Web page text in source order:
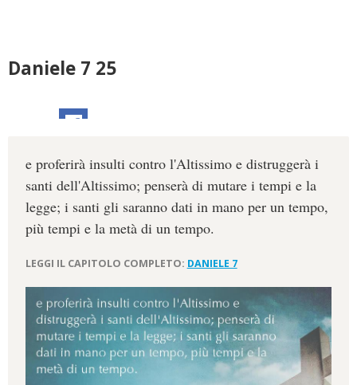
Daniele 7 25
e proferirà insulti contro l'Altissimo e distruggerà i
santi dell'Altissimo; penserà di mutare i tempi e la
legge; i santi gli saranno dati in mano per un tempo,
più tempi e la metà di un tempo.
LEGGI IL CAPITOLO COMPLETO: DANIELE 7